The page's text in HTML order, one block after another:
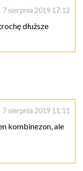
7 sierpnia 2019 17:12
dłuższe
7 sierpnia 2019 11:11
kombinezon, ale